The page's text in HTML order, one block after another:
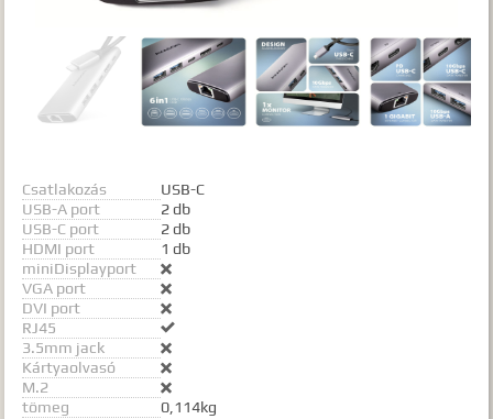
Mindenképp szerepeljen:
Semmiképp ne szerepeljen:
Pontos egyezéshez mindkét esetben használhatja az idézőjeleket:
"szó1 szó2 szó..."
Csatlakozás
USB-C
USB-A port
2 db
USB-C port
2 db
HDMI port
1 db
miniDisplayport

VGA port 
DVI port 
RJ45 
3.5mm jack 
Kártyaolvasó 
M.2 
tömeg
0,114kg